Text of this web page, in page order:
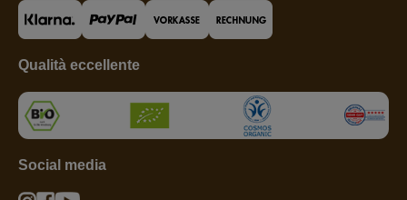
Qualità eccellente
Social media